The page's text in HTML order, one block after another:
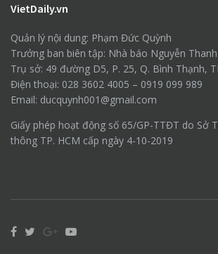
VietDaily.vn
Quản lý nội dung: Phạm Đức Quỳnh
Trưởng ban biên tập: Nhà báo Nguyễn
Trụ sở: 49 đường D5, P. 25, Q. Bình Thạnh,
Điện thoại: 028 3602 4005 – 0919 099 989
Email: ducquynh001@gmail.com
Giấy phép hoạt động số 65/GP-TTĐT do Sở
thông TP. HCM cấp ngày 4-10-2019